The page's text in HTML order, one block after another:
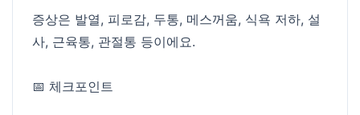
증상은 발열, 피로감, 두통, 메스꺼움, 식욕 저하, 설
사, 근육통, 관절통 등이에요.
📅 체크포인트